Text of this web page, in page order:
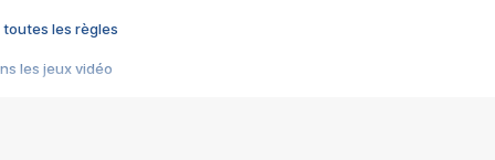
toutes les règles
les jeux vidéo